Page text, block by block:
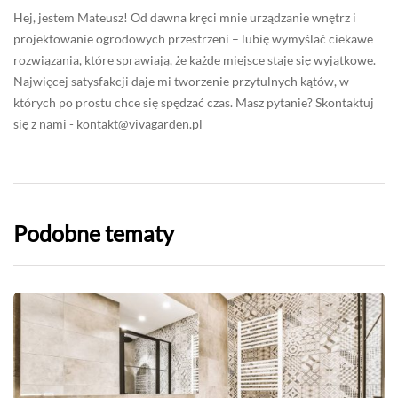
Hej, jestem Mateusz! Od dawna kręci mnie urządzanie wnętrz i
projektowanie ogrodowych przestrzeni – lubię wymyślać ciekawe
rozwiązania, które sprawiają, że każde miejsce staje się wyjątkowe.
Najwięcej satysfakcji daje mi tworzenie przytulnych kątów, w
których po prostu chce się spędzać czas. Masz pytanie? Skontaktuj
się z nami - kontakt@vivagarden.pl
Podobne tematy